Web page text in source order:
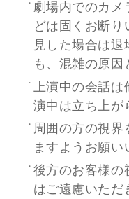
劇場内でのカ
どは固くお断
見した場合は
も、混雑の原
上演中の会話
演中は立ち上が
周囲の方の視
ますようお願い
後方のお客様の
はご遠慮いた